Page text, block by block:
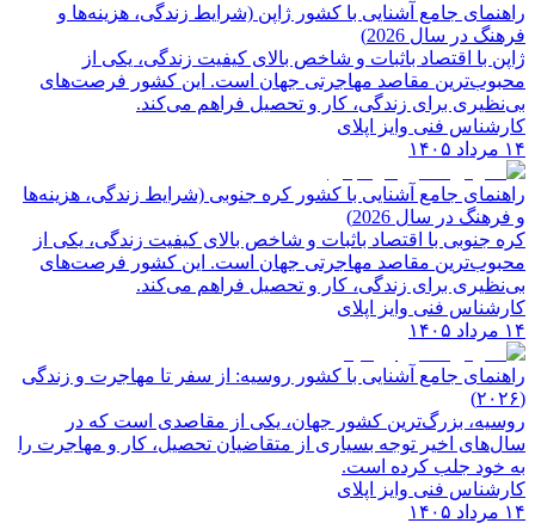
راهنمای جامع آشنایی با کشور ژاپن (شرایط زندگی، هزینه‌ها و
فرهنگ در سال 2026)
ژاپن با اقتصاد باثبات و شاخص‌ بالای کیفیت زندگی، یکی از
محبوب‌ترین مقاصد مهاجرتی جهان است. این کشور فرصت‌های
بی‌نظیری برای زندگی، کار و تحصیل فراهم می‌کند.
کارشناس فنی وایز اپلای
۱۴ مرداد ۱۴۰۵
راهنمای جامع آشنایی با کشور کره جنوبی (شرایط زندگی، هزینه‌ها
و فرهنگ در سال 2026)
کره جنوبی با اقتصاد باثبات و شاخص‌ بالای کیفیت زندگی، یکی از
محبوب‌ترین مقاصد مهاجرتی جهان است. این کشور فرصت‌های
بی‌نظیری برای زندگی، کار و تحصیل فراهم می‌کند.
کارشناس فنی وایز اپلای
۱۴ مرداد ۱۴۰۵
راهنمای جامع آشنایی با کشور روسیه: از سفر تا مهاجرت و زندگی
(۲۰۲۶)
روسیه، بزرگ‌ترین کشور جهان، یکی از مقاصدی است که در
سال‌های اخیر توجه بسیاری از متقاضیان تحصیل، کار و مهاجرت را
به خود جلب کرده است.
کارشناس فنی وایز اپلای
۱۴ مرداد ۱۴۰۵